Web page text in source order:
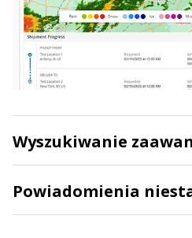
Wyszukiwanie
Powiadomienia